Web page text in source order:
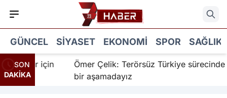
GÜNCEL SIYASET EKONOMI SPOR SAĞLIK
SON
DAKİKA
için
Ömer Çelik: Terörsüz Türkiye sürecinde yeni
bir aşamadayız